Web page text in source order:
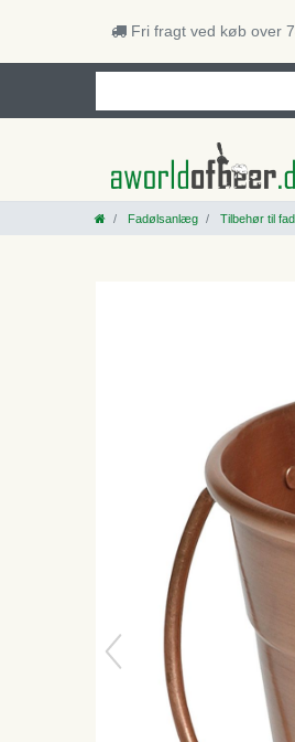
Fri fragt ved køb over
Fadølsanlæg Tilbehør til